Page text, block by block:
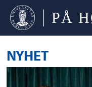
NYHET